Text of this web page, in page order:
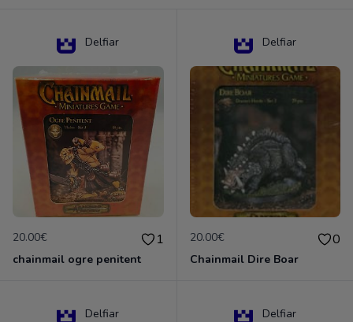
Delfiar
20.00€ 1
chainmail ogre penitent
Delfiar
20.00€ 0
Chainmail Dire Boar
Delfiar Delfiar